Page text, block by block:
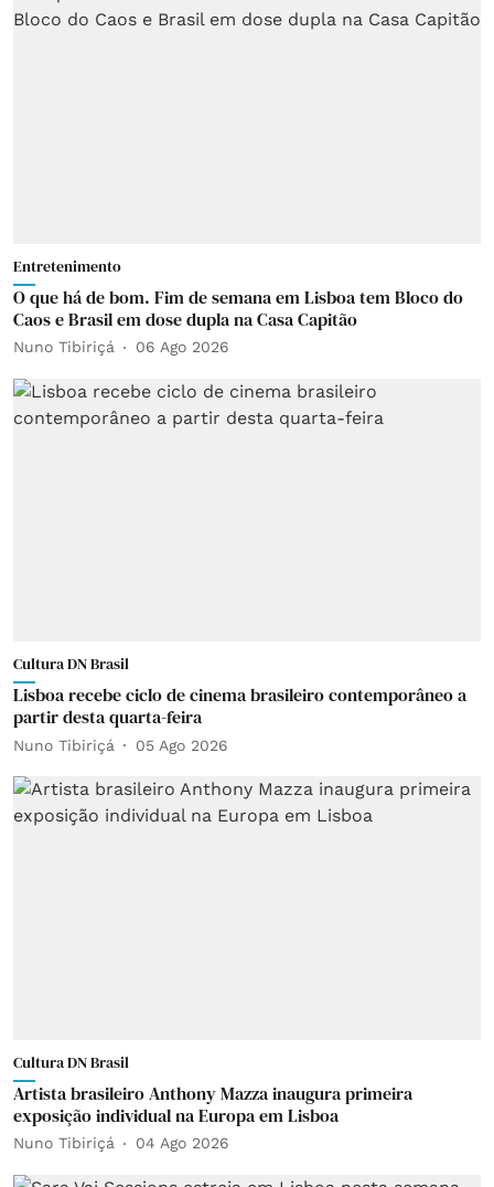
Entretenimento
O que há de bom. Fim de semana em Lisboa tem Bloco do
Caos e Brasil em dose dupla na Casa Capitão
Nuno Tibiriçá 06 Ago 2026
Cultura DN Brasil
Lisboa recebe ciclo de cinema brasileiro contemporâneo a
partir desta quarta-feira
Nuno Tibiriçá 05 Ago 2026
Cultura DN Brasil
Artista brasileiro Anthony Mazza inaugura primeira
exposição individual na Europa em Lisboa
Nuno Tibiriçá 04 Ago 2026